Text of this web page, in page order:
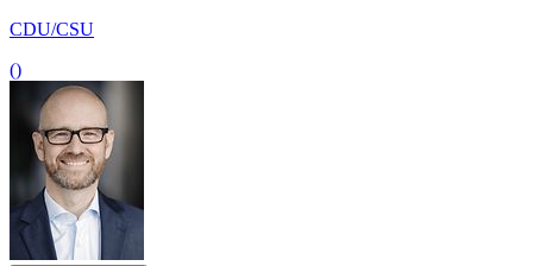
CDU/CSU
()